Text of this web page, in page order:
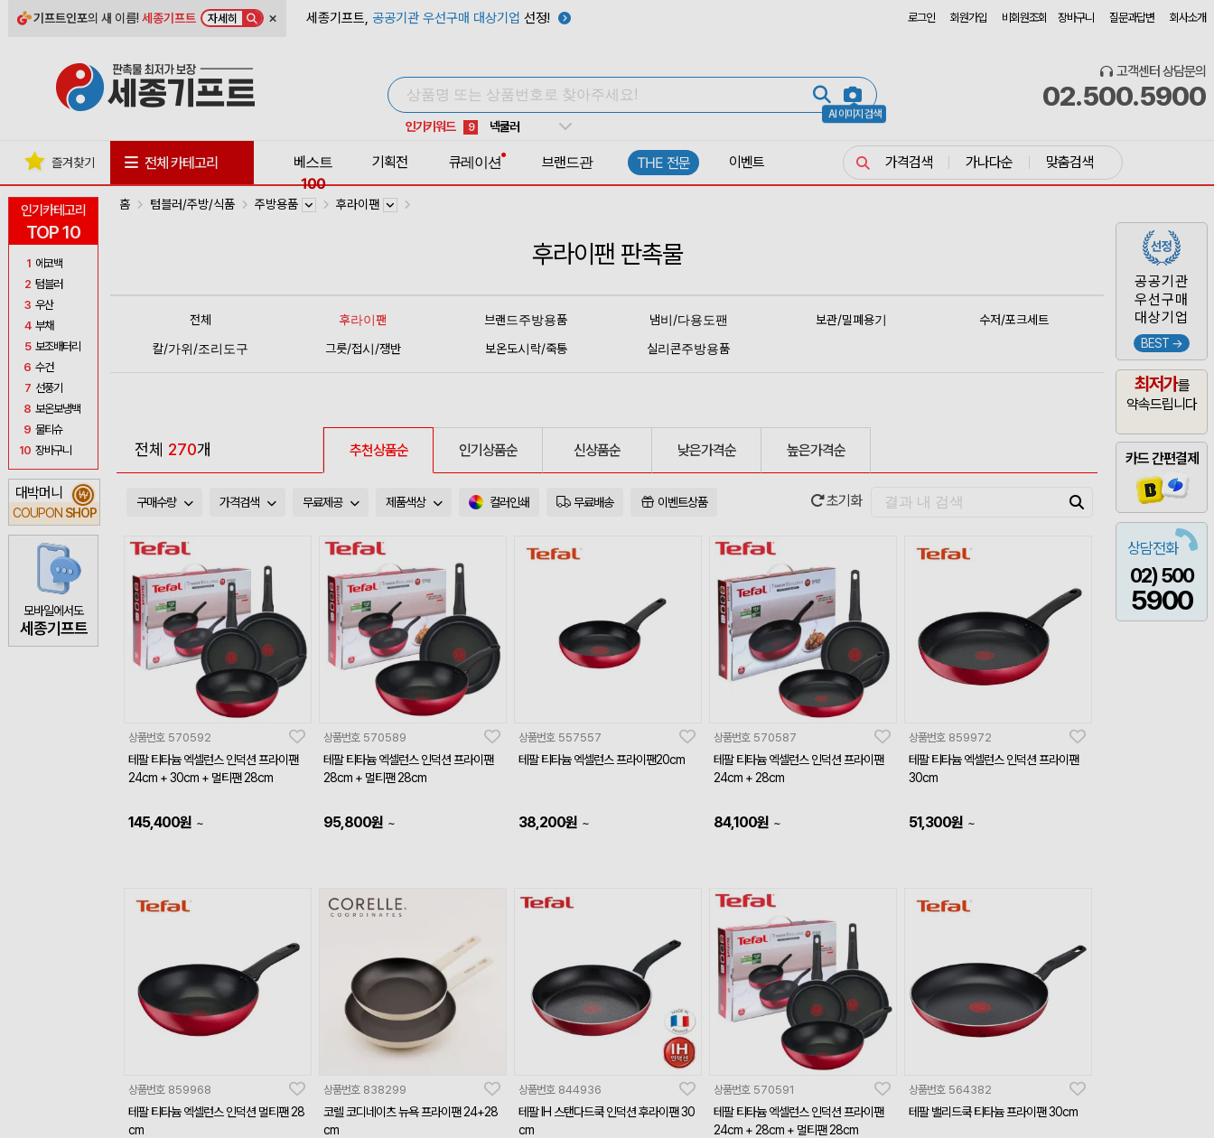
기프트인포의 새 이름!세종기프트 자세히 × 세종기프트, 공공기관 우선구매 대상기업 선정! 로그인 회원가입 비회원조회 장바구니 질문과답변 회사소개
AI 이미지 검색
인기키워드
6 우산
9 넥쿨러
10 타포린가방
1 선풍기
고객센터 상담문의
02.500.5900
인기카테고리
TOP 10
1 에코백
2 텀블러
3 우산
4 부채
5 보조배터리
6 수건
7 선풍기
8 보온보냉백
9 물티슈
10 장바구니
대박머니
COUPON SHOP
₩
모바일에서도
세종기프트
공공기관
우선구매
대상기업
BEST →
최저가를
약속드립니다
카드 간편결제
상담전화
02) 500
5900
즐겨찾기 전체 카테고리
베스트
100
기획전 큐레이션 브랜드관 THE 전문 이벤트 가격검색 가나다순 맞춤검색
홈 텀블러/주방/식품 주방용품 후라이팬
후라이팬 판촉물
전체 후라이팬 브랜드주방용품 냄비/다용도팬 보관/밀폐용기
수저/포크세트
칼/가위/조리도구
그릇/접시/쟁반 보온도시락/죽통 실리콘주방용품
전체 270개 추천상품순 인기상품순 신상품순 낮은가격순 높은가격순
구매수량 가격검색 무료제공 제품색상 컬러인쇄 무료배송 이벤트상품 초기화
상품번호 570592
테팔 티타늄 엑셀런스 인덕션 프라이팬
24cm + 30cm + 멀티팬 28cm
145,400원 ~
상품번호 570589
테팔 티타늄 엑셀런스 인덕션 프라이팬
28cm + 멀티팬 28cm
95,800원 ~
상품번호 557557
테팔 티타늄 엑셀런스 프라이팬20cm
38,200원 ~
상품번호 570587
테팔 티타늄 엑셀런스 인덕션 프라이팬
24cm + 28cm
84,100원 ~
상품번호 859972
테팔 티타늄 엑셀런스 인덕션 프라이팬
30cm
51,300원 ~
상품번호 859968
테팔 티타늄 엑셀런스 인덕션 멀티팬 28
cm
상품번호 838299
코렐 코디네이츠 뉴욕 프라이팬 24+28
cm
상품번호 844936
테팔 IH 스탠다드쿡 인덕션 후라이팬 30
cm
상품번호 570591
테팔 티타늄 엑셀런스 인덕션 프라이팬
24cm + 28cm + 멀티팬 28cm
상품번호 564382
테팔 밸리드쿡 티타늄 프라이팬 30cm